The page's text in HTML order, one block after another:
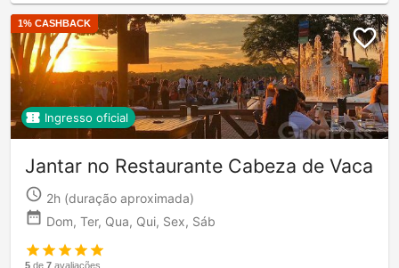
1% CASHBACK
Ingresso oficial
Jantar no Restaurante Cabeza de Vaca
2h (duração aproximada)
Dom, Ter, Qua, Qui, Sex, Sáb
5 de 7 avaliações